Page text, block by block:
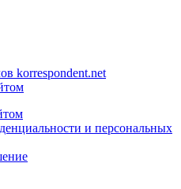
korrespondent.net
и персональных